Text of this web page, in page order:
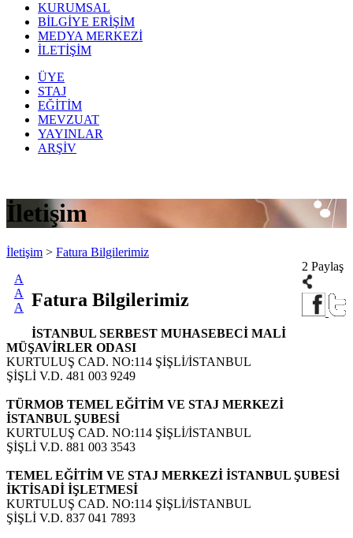
KURUMSAL
BİLGİYE ERİŞİM
MEDYA MERKEZİ
İLETİŞİM
ÜYE
STAJ
EĞİTİM
MEVZUAT
YAYINLAR
ARŞİV
İletişim
İletişim > Fatura Bilgilerimiz
A
A
A
2 Paylaş
Fatura Bilgilerimiz
İSTANBUL SERBEST MUHASEBECİ MALİ
MÜŞAVİRLER ODASI
KURTULUŞ CAD. NO:114 ŞİŞLİ/İSTANBUL
ŞİŞLİ V.D. 481 003 9249
TÜRMOB TEMEL EĞİTİM VE STAJ MERKEZİ
İSTANBUL ŞUBESİ
KURTULUŞ CAD. NO:114 ŞİŞLİ/İSTANBUL
ŞİŞLİ V.D. 881 003 3543
TEMEL EĞİTİM VE STAJ MERKEZİ İSTANBUL ŞUBESİ
İKTİSADİ İŞLETMESİ
KURTULUŞ CAD. NO:114 ŞİŞLİ/İSTANBUL
ŞİŞLİ V.D. 837 041 7893